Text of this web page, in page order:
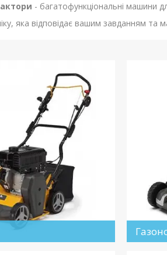
- багатофункціональні машини
яка відповідає вашим завданням та